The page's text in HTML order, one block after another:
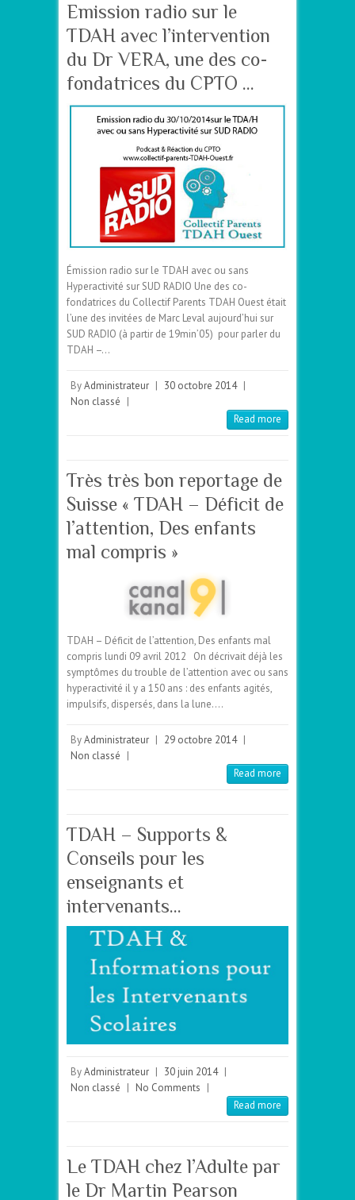
Emission radio sur le
TDAH avec l’intervention
du Dr VERA, une des co-
fondatrices du CPTO …
Émission radio sur le TDAH avec ou sans
Hyperactivité sur SUD RADIO Une des co-
fondatrices du Collectif Parents TDAH Ouest était
l’une des invitées de Marc Leval aujourd’hui sur
SUD RADIO (à partir de 19min’05) pour parler du
TDAH –…
ByAdministrateur | 30 octobre 2014 |
Non classé |
Read more
Très très bon reportage de
Suisse « TDAH – Déficit de
l’attention, Des enfants
mal compris »
TDAH – Déficit de l’attention, Des enfants mal
compris lundi 09 avril 2012 On décrivait déjà les
symptômes du trouble de l’attention avec ou sans
hyperactivité il y a 150 ans : des enfants agités,
impulsifs, dispersés, dans la lune.…
ByAdministrateur | 29 octobre 2014 |
Non classé |
Read more
TDAH – Supports &
Conseils pour les
enseignants et
intervenants…
ByAdministrateur | 30 juin 2014 |
Non classé | No Comments |
Read more
Le TDAH chez l’Adulte par
le Dr Martin Pearson